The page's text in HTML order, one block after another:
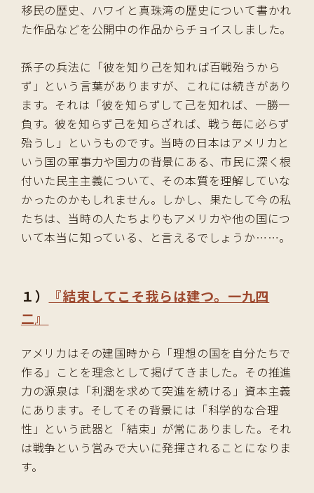
移民の歴史、ハワイと真珠湾の歴史について書かれ
た作品などを公開中の作品からチョイスしました。
孫子の兵法に「彼を知り己を知れば百戦殆うから
ず」という言葉がありますが、これには続きがあり
ます。それは「彼を知らずして己を知れば、一勝一
負す。彼を知らず己を知らざれば、戦う毎に必らず
殆うし」というものです。当時の日本はアメリカと
いう国の軍事力や国力の背景にある、市民に深く根
付いた民主主義について、その本質を理解していな
かったのかもしれません。しかし、果たして今の私
たちは、当時の人たちよりもアメリカや他の国につ
いて本当に知っている、と言えるでしょうか……。
１）
『結束してこそ我らは建つ。一九四
二』
アメリカはその建国時から「理想の国を自分たちで
作る」ことを理念として掲げてきました。その推進
力の源泉は「利潤を求めて突進を続ける」資本主義
にあります。そしてその背景には「科学的な合理
性」という武器と「結束」が常にありました。それ
は戦争という営みで大いに発揮されることになりま
す。